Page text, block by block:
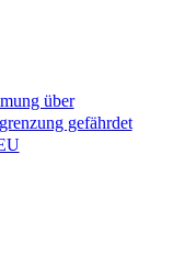
über
gefährdet